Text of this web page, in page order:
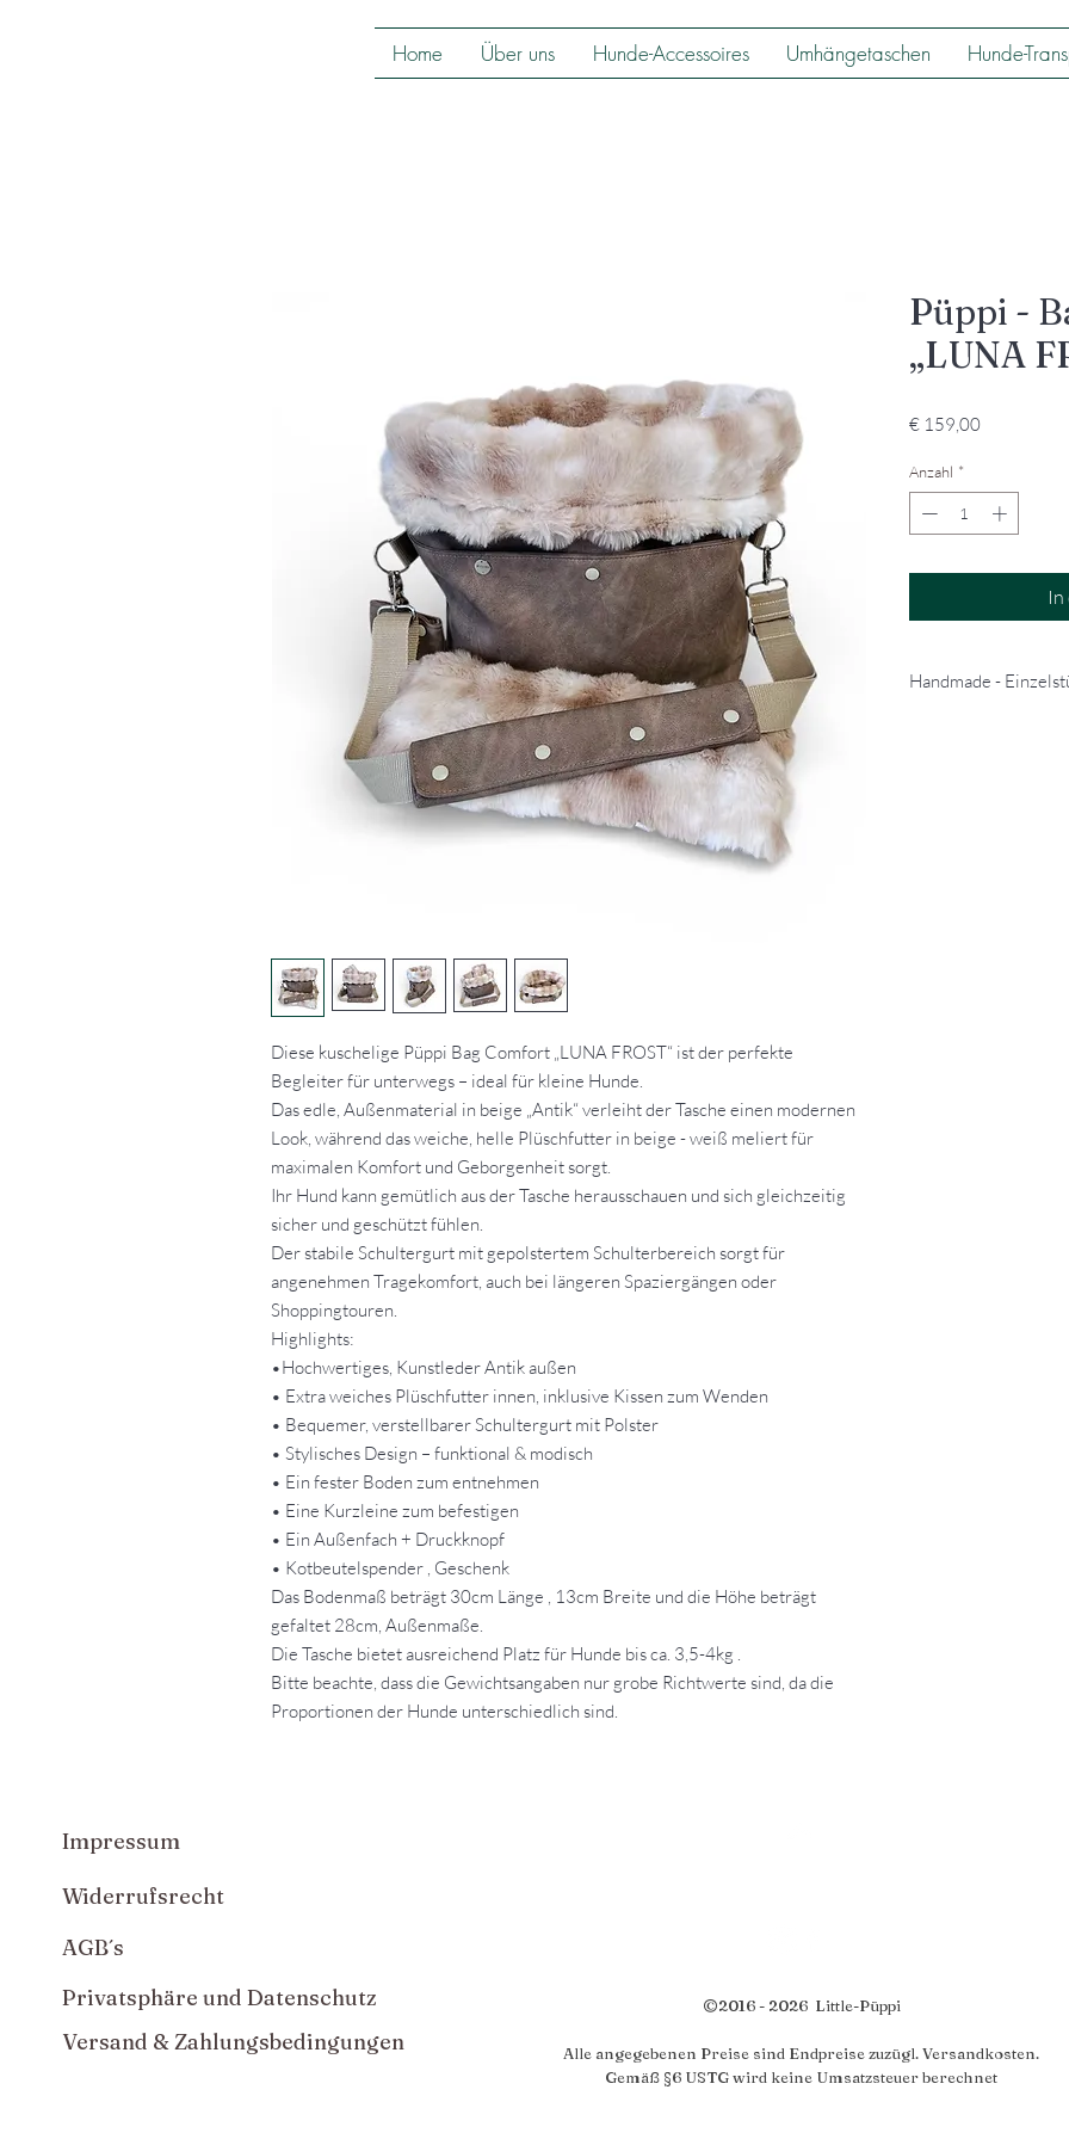
Home Über uns Hunde-Accessoires Umhängetaschen Hunde-
Diese kuschelige Püppi Bag Comfort „LUNA FROST“ ist der perfekte
Begleiter für unterwegs – ideal für kleine Hunde.
Das edle, Außenmaterial in beige „Antik“ verleiht der Tasche einen modernen
Look, während das weiche, helle Plüschfutter in beige - weiß meliert für
maximalen Komfort und Geborgenheit sorgt.
Ihr Hund kann gemütlich aus der Tasche herausschauen und sich gleichzeitig
sicher und geschützt fühlen.
Der stabile Schultergurt mit gepolstertem Schulterbereich sorgt für
angenehmen Tragekomfort, auch bei längeren Spaziergängen oder
Shoppingtouren.
Highlights:
•Hochwertiges, Kunstleder Antik außen
• Extra weiches Plüschfutter innen, inklusive Kissen zum Wenden
• Bequemer, verstellbarer Schultergurt mit Polster
• Stylisches Design – funktional & modisch
• Ein fester Boden zum entnehmen
• Eine Kurzleine zum befestigen
• Ein Außenfach + Druckknopf
• Kotbeutelspender , Geschenk
Das Bodenmaß beträgt 30cm Länge , 13cm Breite und die Höhe beträgt
gefaltet 28cm, Außenmaße.
Die Tasche bietet ausreichend Platz für Hunde bis ca. 3,5-4kg .
Bitte beachte, dass die Gewichtsangaben nur grobe Richtwerte sind, da die
Proportionen der Hunde unterschiedlich sind.
Püppi -
„LUNA
€ 159,00Preis
Anzahl *
Handmade -
Impressum
Widerrufsrecht
AGB´s
Privatsphäre und Datenschutz
Versand & Zahlungsbedingungen
©2016 - 2026 Little-Püppi
Alle angegebenen Preise sind Endpreise zuzügl. Versandkosten.
Gemäß §6 USTG wird keine Umsatzsteuer berechnet